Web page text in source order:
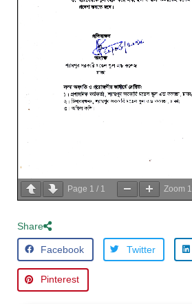
Page 1 / 1 Zoom
Share
Facebook Twitter
Pinterest